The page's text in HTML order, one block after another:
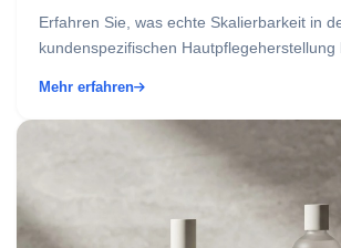
strategischer Leitfaden für
Markenwachstum
Erfahren Sie, was echte Skalierbarkeit in
kundenspezifischen Hautpflegeherstellung
Mehr erfahren